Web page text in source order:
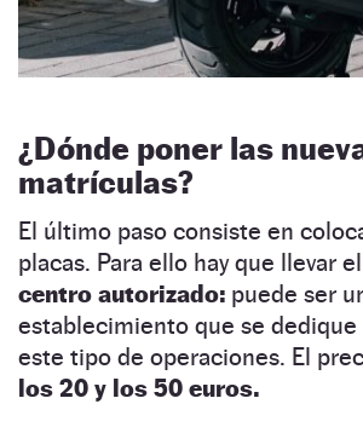
¿Dónde poner las
matrículas?
El último paso consiste en
placas. Para ello hay que llevar
centro autorizado: puede ser
establecimiento que se dedique
este tipo de operaciones. El
los 20 y los 50 euros.